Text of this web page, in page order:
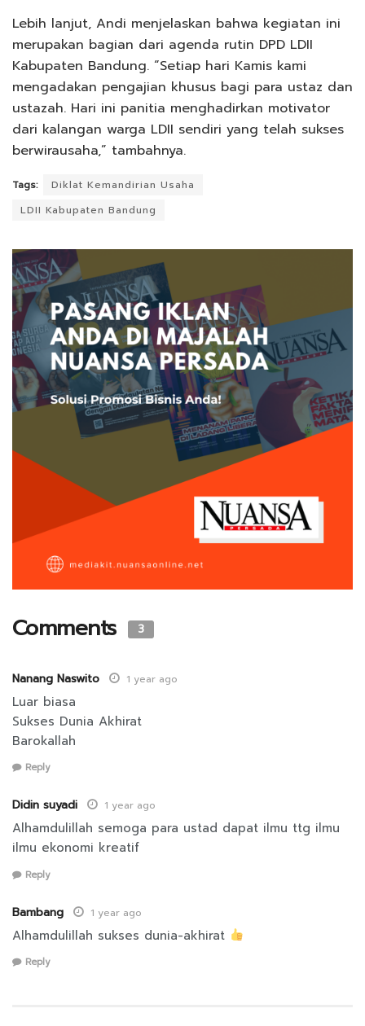
Lebih lanjut, Andi menjelaskan bahwa kegiatan ini
merupakan bagian dari agenda rutin DPD LDII
Kabupaten Bandung. “Setiap hari Kamis kami
mengadakan pengajian khusus bagi para ustaz dan
ustazah. Hari ini panitia menghadirkan motivator
dari kalangan warga LDII sendiri yang telah sukses
berwirausaha,” tambahnya.
Tags:
Diklat Kemandirian Usaha
LDII Kabupaten Bandung
Comments 3
Nanang Naswito 1 year ago
Luar biasa
Sukses Dunia Akhirat
Barokallah
Reply
Didin suyadi 1 year ago
Alhamdulillah semoga para ustad dapat ilmu ttg ilmu
ilmu ekonomi kreatif
Reply
Bambang 1 year ago
Alhamdulillah sukses dunia-akhirat
Reply